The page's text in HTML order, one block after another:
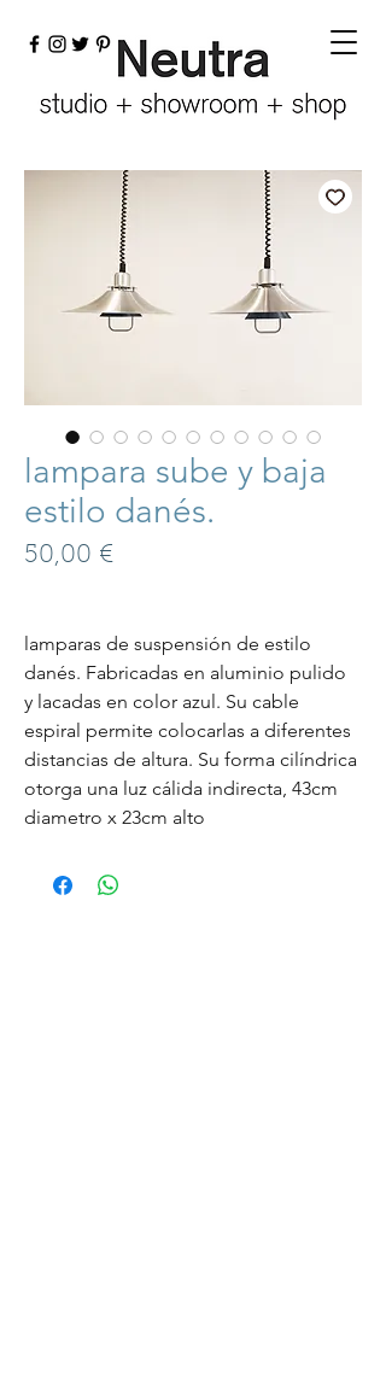
lampara sube y baja
estilo danés.
50,00 €
lamparas de suspensión de estilo
danés. Fabricadas en aluminio pulido
y lacadas en color azul. Su cable
espiral permite colocarlas a diferentes
distancias de altura. Su forma cilíndrica
otorga una luz cálida indirecta, 43cm
diametro x 23cm alto